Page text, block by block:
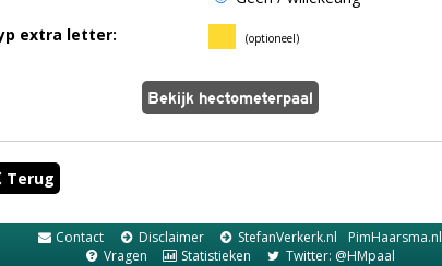
extra letter:
(optioneel)
Terug
Contact Disclaimer StefanVerkerk.nl
PimHaarsma.nl
Vragen
Statistieken Twitter: @HMpaal